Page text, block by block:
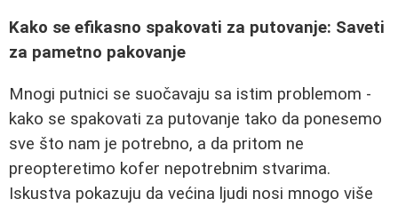
Kako se efikasno spakovati za putovanje: Saveti
za pametno pakovanje
Mnogi putnici se suočavaju sa istim problemom -
kako se spakovati za putovanje tako da ponesemo
sve što nam je potrebno, a da pritom ne
preopteretimo kofer nepotrebnim stvarima.
Iskustva pokazuju da većina ljudi nosi mnogo više